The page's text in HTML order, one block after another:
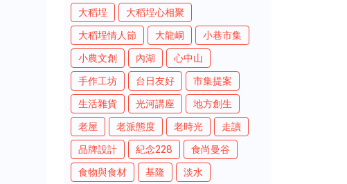
大稻埕
大稻埕心相聚
大稻埕情人節
大龍峒
小巷市集
小農文創
內湖
心中山
手作工坊
台日友好
市集提案
生活雜貨
光河講座
地方創生
老屋
老派態度 老時光
走讀
品牌設計
紀念228
食尚曼谷
食物與食材
基隆
淡水